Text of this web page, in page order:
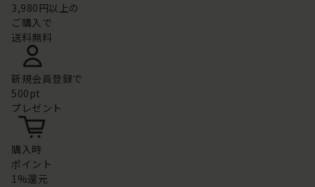
3,980円以上の
ご購入で
送料無料
新規会員登録で
500pt
プレゼント
購入時
ポイント
1%還元